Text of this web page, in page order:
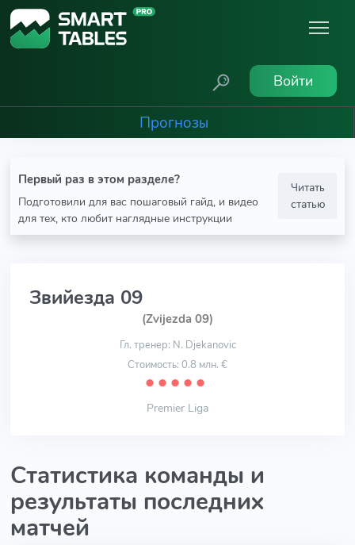
Войти
Прогнозы
Первый раз в этом разделе?
Подготовили для вас пошаговый гайд, и видео
для тех, кто любит наглядные инструкции
Читать
статью
Звийезда 09
(Zvijezda 09)
Гл. тренер: N. Djekanovic
Стоимость: 0.8 млн. €
⬤ ⬤ ⬤ ⬤ ⬤
Premier Liga
Статистика команды и
результаты последних
матчей